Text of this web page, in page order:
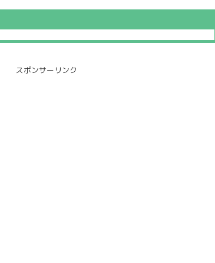
スポンサーリンク